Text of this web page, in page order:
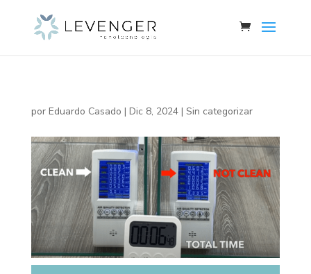
por Eduardo Casado | Dic 8, 2024| Sin categorizar